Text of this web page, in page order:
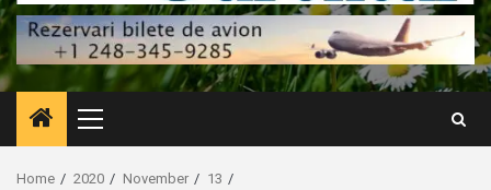
Primary
Menu
Home 2020 November
13